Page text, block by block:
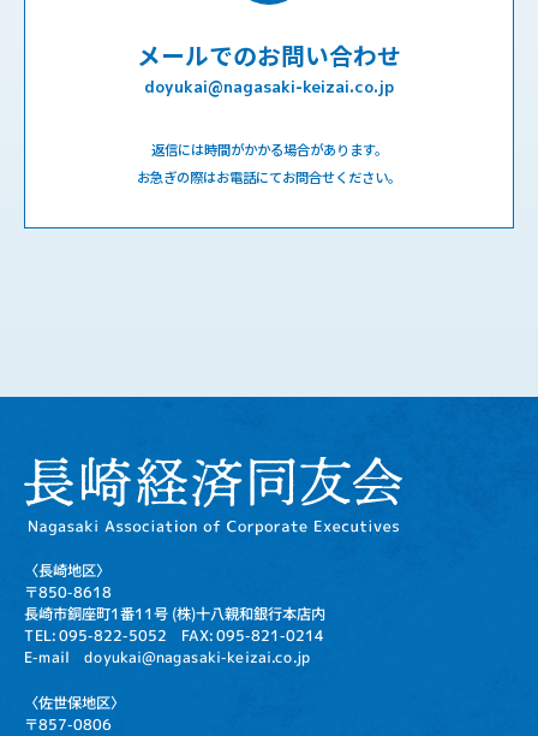
メールでのお問い合わせ
doyukai@nagasaki-keizai.co.jp
返信には時間がかかる場合があります。
お急ぎの際はお電話にてお問合せください。
〈長崎地区〉
〒850-8618
長崎市銅座町1番11号 (株)十八親和銀行本店内
TEL: 095-822-5052 FAX: 095-821-0214
E-mail doyukai@nagasaki-keizai.co.jp
〈佐世保地区〉
〒857-0806